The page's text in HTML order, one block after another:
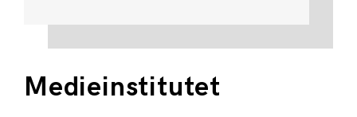
Medieinstitutet